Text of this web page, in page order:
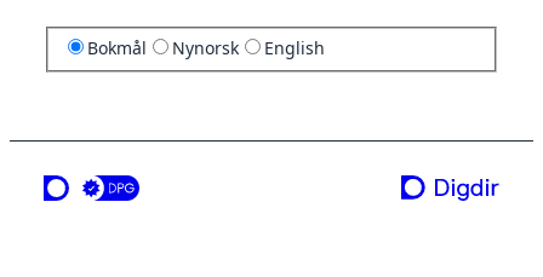
Bokmål Nynorsk English